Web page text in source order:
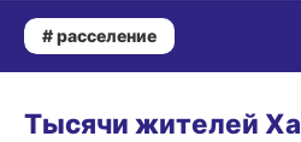
# расселение
Тысячи жителей